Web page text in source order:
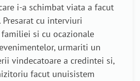
i-a schimbat viata a facut
cu interviuri
si cu ocazionale
urmariti un
vindecatoare a credintei si,
facut unuisistem